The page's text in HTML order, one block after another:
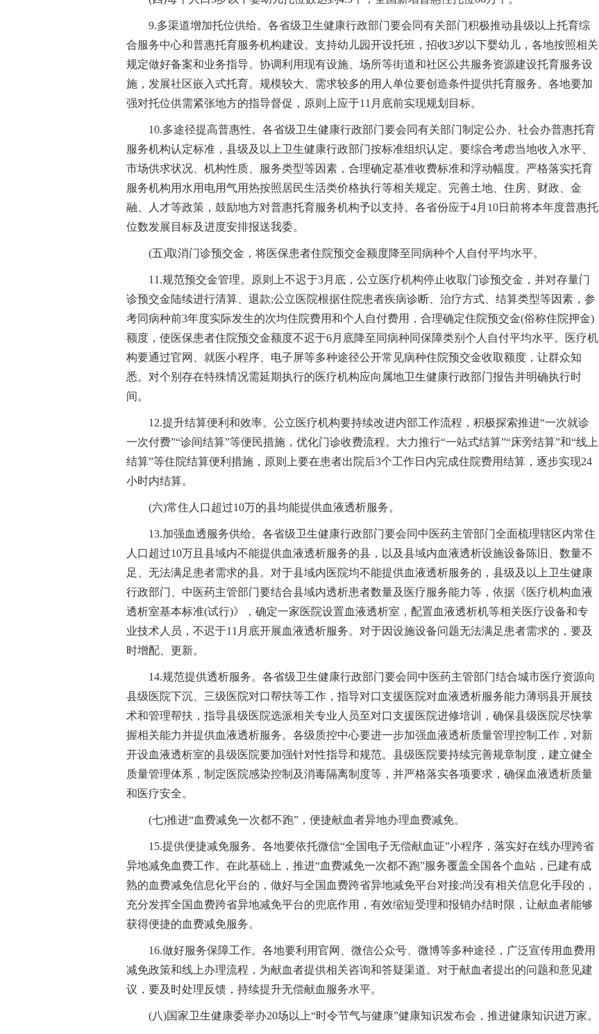
9.多渠道增加托位供给。各省级卫生健康行政部门要会同有关部门积极推动县级以上托育综
合服务中心和普惠托育服务机构建设。支持幼儿园开设托班，招收3岁以下婴幼儿，各地按照相关
规定做好备案和业务指导。协调利用现有设施、场所等街道和社区公共服务资源建设托育服务设
施，发展社区嵌入式托育。规模较大、需求较多的用人单位要创造条件提供托育服务。各地要加
强对托位供需紧张地方的指导督促，原则上应于11月底前实现规划目标。
10.多途径提高普惠性。各省级卫生健康行政部门要会同有关部门制定公办、社会办普惠托育
服务机构认定标准，县级及以上卫生健康行政部门按标准组织认定。要综合考虑当地收入水平、
市场供求状况、机构性质、服务类型等因素，合理确定基准收费标准和浮动幅度。严格落实托育
服务机构用水用电用气用热按照居民生活类价格执行等相关规定。完善土地、住房、财政、金
融、人才等政策，鼓励地方对普惠托育服务机构予以支持。各省份应于4月10日前将本年度普惠托
位数发展目标及进度安排报送我委。
(五)取消门诊预交金，将医保患者住院预交金额度降至同病种个人自付平均水平。
11.规范预交金管理。原则上不迟于3月底，公立医疗机构停止收取门诊预交金，并对存量门
诊预交金陆续进行清算、退款;公立医院根据住院患者疾病诊断、治疗方式、结算类型等因素，参
考同病种前3年度实际发生的次均住院费用和个人自付费用，合理确定住院预交金(俗称住院押金)
额度，使医保患者住院预交金额度不迟于6月底降至同病种同保障类别个人自付平均水平。医疗机
构要通过官网、就医小程序、电子屏等多种途径公开常见病种住院预交金收取额度，让群众知
悉。对个别存在特殊情况需延期执行的医疗机构应向属地卫生健康行政部门报告并明确执行时
间。
12.提升结算便利和效率。公立医疗机构要持续改进内部工作流程，积极探索推进“一次就诊
一次付费”“诊间结算”等便民措施，优化门诊收费流程。大力推行“一站式结算”“床旁结算”和“线上
结算”等住院结算便利措施，原则上要在患者出院后3个工作日内完成住院费用结算，逐步实现24
小时内结算。
(六)常住人口超过10万的县均能提供血液透析服务。
13.加强血透服务供给。各省级卫生健康行政部门要会同中医药主管部门全面梳理辖区内常住
人口超过10万且县域内不能提供血液透析服务的县，以及县域内血液透析设施设备陈旧、数量不
足、无法满足患者需求的县。对于县域内医院均不能提供血液透析服务的，县级及以上卫生健康
行政部门、中医药主管部门要结合县域内透析患者数量及医疗服务能力等，依据《医疗机构血液
透析室基本标准(试行)》，确定一家医院设置血液透析室，配置血液透析机等相关医疗设备和专
业技术人员，不迟于11月底开展血液透析服务。对于因设施设备问题无法满足患者需求的，要及
时增配、更新。
14.规范提供透析服务。各省级卫生健康行政部门要会同中医药主管部门结合城市医疗资源向
县级医院下沉、三级医院对口帮扶等工作，指导对口支援医院对血液透析服务能力薄弱县开展技
术和管理帮扶，指导县级医院选派相关专业人员至对口支援医院进修培训，确保县级医院尽快掌
握相关能力并提供血液透析服务。各级质控中心要进一步加强血液透析质量管理控制工作，对新
开设血液透析室的县级医院要加强针对性指导和规范。县级医院要持续完善规章制度，建立健全
质量管理体系，制定医院感染控制及消毒隔离制度等，并严格落实各项要求，确保血液透析质量
和医疗安全。
(七)推进“血费减免一次都不跑”，便捷献血者异地办理血费减免。
15.提供便捷减免服务。各地要依托微信“全国电子无偿献血证”小程序，落实好在线办理跨省
异地减免血费工作。在此基础上，推进“血费减免一次都不跑”服务覆盖全国各个血站，已建有成
熟的血费减免信息化平台的，做好与全国血费跨省异地减免平台对接;尚没有相关信息化手段的，
充分发挥全国血费跨省异地减免平台的兜底作用，有效缩短受理和报销办结时限，让献血者能够
获得便捷的血费减免服务。
16.做好服务保障工作。各地要利用官网、微信公众号、微博等多种途径，广泛宣传用血费用
减免政策和线上办理流程，为献血者提供相关咨询和答疑渠道。对于献血者提出的问题和意见建
议，要及时处理反馈，持续提升无偿献血服务水平。
(八)国家卫生健康委举办20场以上“时令节气与健康”健康知识发布会，推进健康知识进万家。